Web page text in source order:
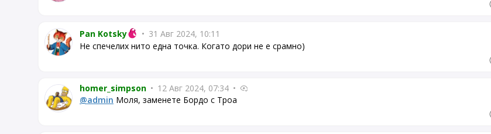
Pan Kotsky • 31 Авг 2024, 10:11
Не спечелих нито една точка. Когато дори не е срамно)
homer_simpson • 12 Авг 2024, 07:34 •
@admin Моля, заменете Бордо с Троа